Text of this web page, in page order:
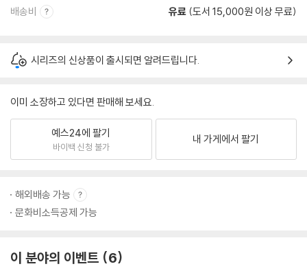
배송비 유료 (도서 15,000원 이상 무료)
시리즈의 신상품이 출시되면 알려드립니다.
이미 소장하고 있다면 판매해 보세요.
예스24에 팔기
바이백 신청 불가
내 가게에서 팔기
해외배송 가능
문화비소득공제 가능
이 분야의 이벤트 6